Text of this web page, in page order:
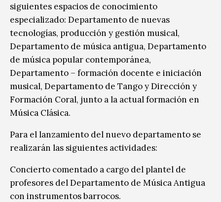
siguientes espacios de conocimiento
especializado: Departamento de nuevas
tecnologías, producción y gestión musical,
Departamento de música antigua, Departamento
de música popular contemporánea,
Departamento – formación docente e iniciación
musical, Departamento de Tango y Dirección y
Formación Coral, junto a la actual formación en
Música Clásica.
Para el lanzamiento del nuevo departamento se
realizarán las siguientes actividades:
Concierto comentado a cargo del plantel de
profesores del Departamento de Música Antigua
con instrumentos barrocos.